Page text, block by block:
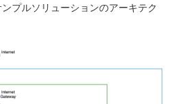
プルソリューションのアーキテク